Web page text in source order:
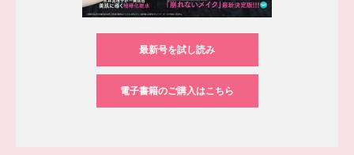
最新号を試し読み
電子書籍のご購入はこちら